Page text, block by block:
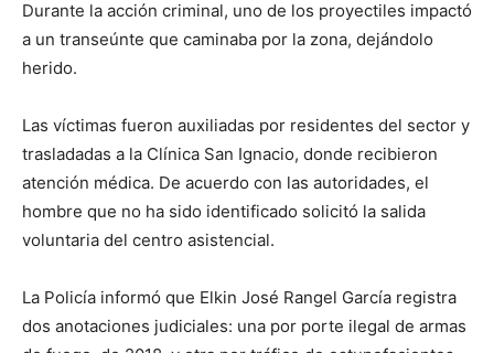
Durante la acción criminal, uno de los proyectiles impactó
a un transeúnte que caminaba por la zona, dejándolo
herido.
Las víctimas fueron auxiliadas por residentes del sector y
trasladadas a la Clínica San Ignacio, donde recibieron
atención médica. De acuerdo con las autoridades, el
hombre que no ha sido identificado solicitó la salida
voluntaria del centro asistencial.
La Policía informó que Elkin José Rangel García registra
dos anotaciones judiciales: una por porte ilegal de armas